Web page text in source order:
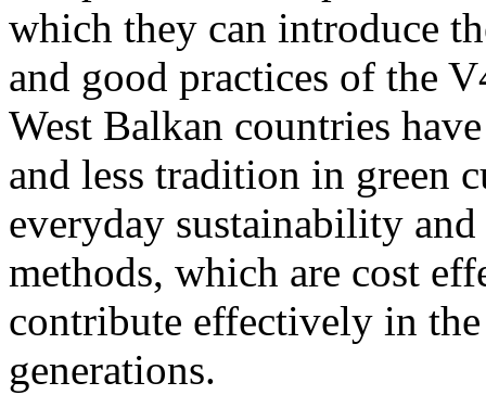
which they can introduce
and good practices of the
West Balkan countries
and less tradition in green
everyday sustainability
methods, which are cost
contribute effectively in
generations.